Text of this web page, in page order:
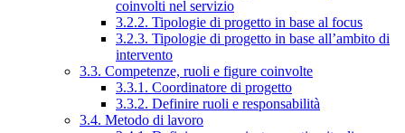
coinvolti nel servizio
3.2.2. Tipologie di progetto in base al focus
3.2.3. Tipologie di progetto in base all’ambito di
intervento
3.3. Competenze, ruoli e figure coinvolte
3.3.1. Coordinatore di progetto
3.3.2. Definire ruoli e responsabilità
3.4. Metodo di lavoro